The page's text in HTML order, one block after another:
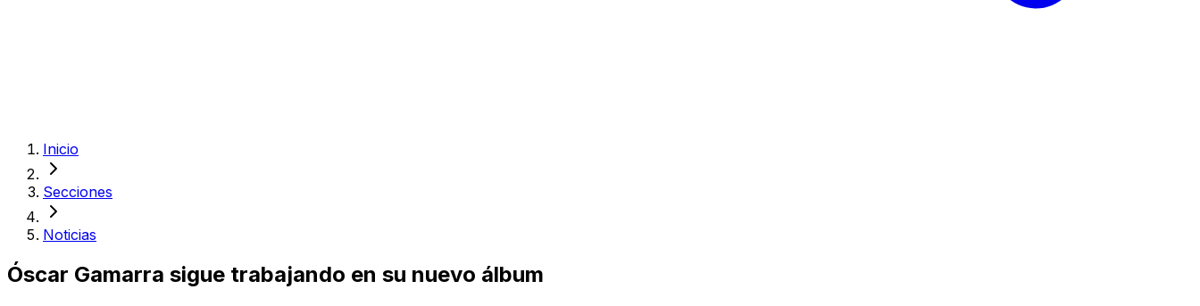
Inicio
Secciones
Noticias
Óscar Gamarra sigue trabajando en su nuevo álbum